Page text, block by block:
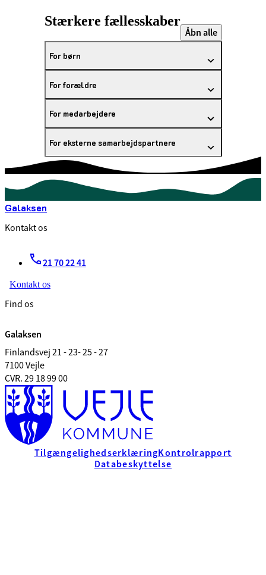
Stærkere fællesskaber
Åbn alle
For børn
For forældre
For medarbejdere
For eksterne samarbejdspartnere
Galaksen
Kontakt os
21 70 22 41
Kontakt os
Find os
Galaksen
Finlandsvej 21 - 23- 25 - 27
7100 Vejle
CVR. 29 18 99 00
TilgængelighedserklæringKontrolrapport
Databeskyttelse